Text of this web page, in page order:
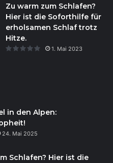
Zu warm zum Schlafen?
Hier ist die Soforthilfe für
erholsamen Schlaf trotz
Hitze.
1. Mai 2023
in den Alpen:
24. Mai 2025
Schlafen? Hier ist die